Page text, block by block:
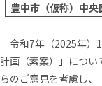
豊中市（仮称）中
令和7年（2025年）
計画（素案）」につ
らのご意見を考慮し